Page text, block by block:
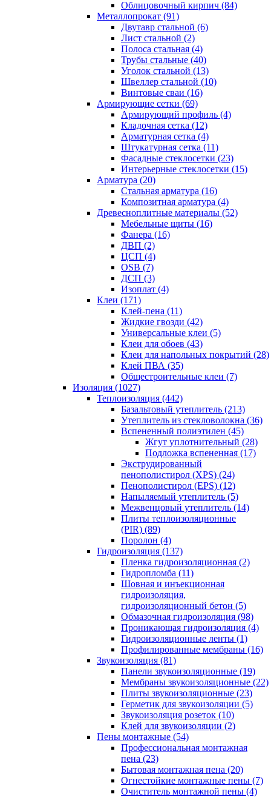
Облицовочный кирпич (84)
Металлопрокат (91)
Двутавр стальной (6)
Лист стальной (2)
Полоса стальная (4)
Трубы стальные (40)
Уголок стальной (13)
Швеллер стальной (10)
Винтовые сваи (16)
Армирующие сетки (69)
Армирующий профиль (4)
Кладочная сетка (12)
Арматурная сетка (4)
Штукатурная сетка (11)
Фасадные стеклосетки (23)
Интерьерные стеклосетки (15)
Арматура (20)
Стальная арматура (16)
Композитная арматура (4)
Древесноплитные материалы (52)
Мебельные щиты (16)
Фанера (16)
ДВП (2)
ЦСП (4)
OSB (7)
ДСП (3)
Изоплат (4)
Клеи (171)
Клей-пена (11)
Жидкие гвозди (42)
Универсальные клеи (5)
Клеи для обоев (43)
Клеи для напольных покрытий (28)
Клей ПВА (35)
Общестроительные клеи (7)
Изоляция (1027)
Теплоизоляция (442)
Базальтовый утеплитель (213)
Утеплитель из стекловолокна (36)
Вспененный полиэтилен (45)
Жгут уплотнительный (28)
Подложка вспененная (17)
Экструдированный
пенополистирол (XPS) (24)
Пенополистирол (EPS) (12)
Напыляемый утеплитель (5)
Межвенцовый утеплитель (14)
Плиты теплоизоляционные
(PIR) (89)
Поролон (4)
Гидроизоляция (137)
Пленка гидроизоляционная (2)
Гидропломба (11)
Шовная и инъекционная
гидроизоляция,
гидроизоляционный бетон (5)
Обмазочная гидроизоляция (98)
Проникающая гидроизоляция (4)
Гидроизоляционные ленты (1)
Профилированные мембраны (16)
Звукоизоляция (81)
Панели звукоизоляционные (19)
Мембраны звукоизоляционные (22)
Плиты звукоизоляционные (23)
Герметик для звукоизоляции (5)
Звукоизоляция розеток (10)
Клей для звукоизоляции (2)
Пены монтажные (54)
Профессиональная монтажная
пена (23)
Бытовая монтажная пена (20)
Огнестойкие монтажные пены (7)
Очиститель монтажной пены (4)